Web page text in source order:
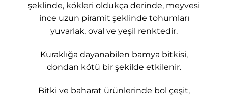
şeklinde, kökleri oldukça derinde, meyvesi
ince uzun piramit şeklinde tohumları
yuvarlak, oval ve yeşil renktedir.
Kuraklığa dayanabilen bamya bitkisi,
dondan kötü bir şekilde etkilenir.
Bitki ve baharat ürünlerinde bol çeşit,